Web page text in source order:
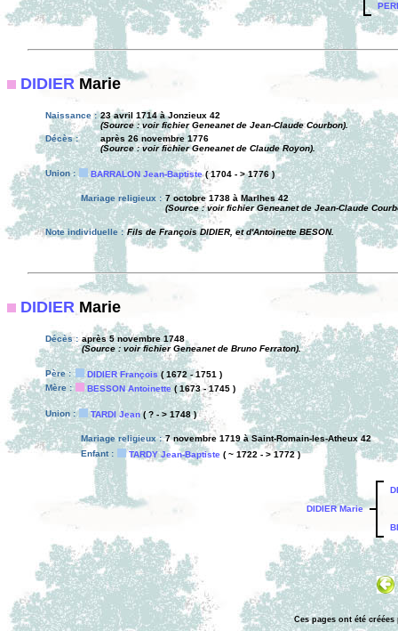
DIDIER Marie
Naissance : 23 avril 1714 à Jonzieux 42
(Source : voir fichier Geneanet de Jean-Claude Courbon).
Décès :
après 26 novembre 1776
(Source : voir fichier Geneanet de Claude Royon).
Union : BARRALON Jean-Baptiste( 1704 - > 1776 )
Mariage religieux : 7 octobre 1738 à Marlhes 42
(Source : voir fichier Geneanet de Jean-Claude
Note individuelle : Fils de François DIDIER, et d'Antoinette BESON.
DIDIER Marie
Décès : après 5 novembre 1748
(Source : voir fichier Geneanet de Bruno Ferraton).
Père : DIDIER François( 1672 - 1751 )
Mère :
BESSON Antoinette ( 1673 - 1745 )
Union : TARDI Jean( ? - > 1748 )
Mariage religieux : 7 novembre 1719 à Saint-Romain-les-Atheux 42
Enfant :
TARDY Jean-Baptiste ( ~ 1722 - > 1772 )
DIDIER Marie
Ces pages ont été